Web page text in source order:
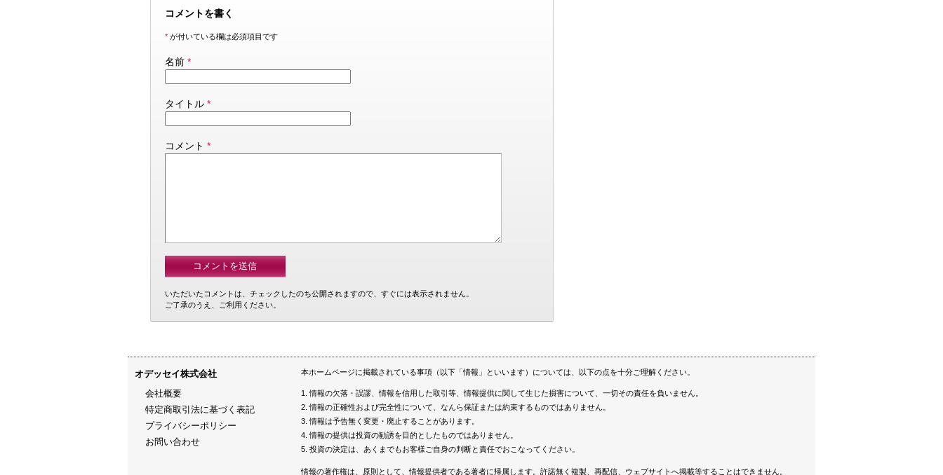
コメントを書く
*が付いている欄は必須項目です
名前 *
タイトル *
コメント *
いただいたコメントは、チェックしたのち公開されますので、すぐには表示されません。
ご了承のうえ、ご利用ください。
オデッセイ株式会社
会社概要
特定商取引法に基づく表記
プライバシーポリシー
お問い合わせ
本ホームページに掲載されている事項（以下「情報」といいます）については、以下の点を十分ご理解ください。
情報の欠落・誤謬、情報を信用した取引等、情報提供に関して生じた損害について、一切その責任を負いません。
情報の正確性および完全性について、なんら保証または約束するものではありません。
情報は予告無く変更・廃止することがあります。
情報の提供は投資の勧誘を目的としたものではありません。
投資の決定は、あくまでもお客様ご自身の判断と責任でおこなってください。
情報の著作権は、原則として、情報提供者である著者に帰属します。許諾無く複製、再配信、ウェブサイトへ掲載等することはできません。